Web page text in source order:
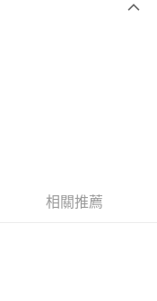
相關推薦